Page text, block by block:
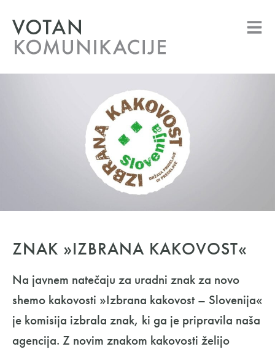
ZNAK »IZBRANA KAKOVOST«
Na javnem natečaju za uradni znak za novo
shemo kakovosti »Izbrana kakovost – Slovenija«
je komisija izbrala znak, ki ga je pripravila naša
agencija. Z novim znakom kakovosti želijo